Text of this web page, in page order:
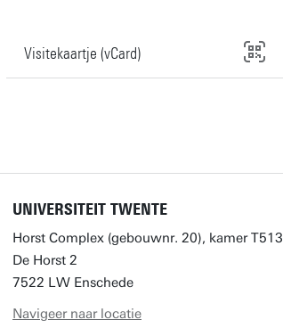
Visitekaartje (vCard)
UNIVERSITEIT TWENTE
Horst Complex (gebouwnr. 20), kamer T513
De Horst 2
7522 LW Enschede
Navigeer naar locatie